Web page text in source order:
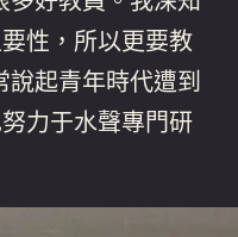
性，所以更要教
說起青年時代遭到
力于水聲專門研